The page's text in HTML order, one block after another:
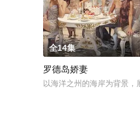
全14集
罗德岛娇妻
以海洋之州的海岸为背景，